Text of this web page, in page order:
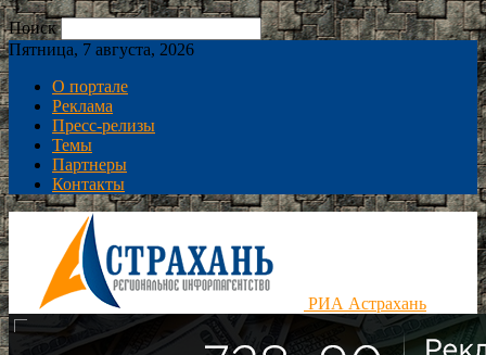
Поиск
Пятница, 7 августа, 2026
О портале
Реклама
Пресс-релизы
Темы
Партнеры
Контакты
РИА Астрахань